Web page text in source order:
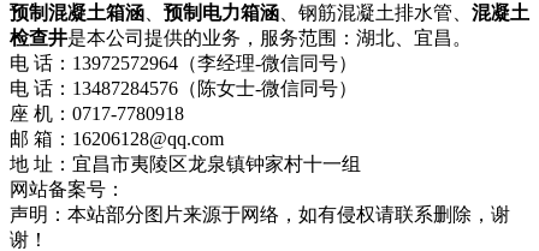
预制混凝土箱涵 预制电力箱涵 、钢筋混凝土排水管、 混凝土
检查井是本公司提供的业务，服务范围：湖北、宜昌。
电 话：13972572964（李经理-微信同号）
电 话：13487284576（陈女士-微信同号）
座 机：0717-7780918
邮 箱：16206128@qq.com
地 址：宜昌市夷陵区龙泉镇钟家村十一组
网站备案号：
声明：本站部分图片来源于网络，如有侵权请联系删除，谢
谢！